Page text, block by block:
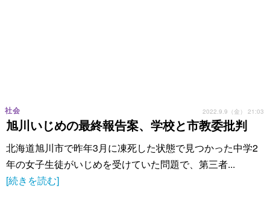
旭川いじめの最終報告案、学校と市教委批判
社会 2022.9.9（金） 21:03
北海道旭川市で昨年3月に凍死した状態で見つかった中学2
年の女子生徒がいじめを受けていた問題で、第三者...
[続きを読む]